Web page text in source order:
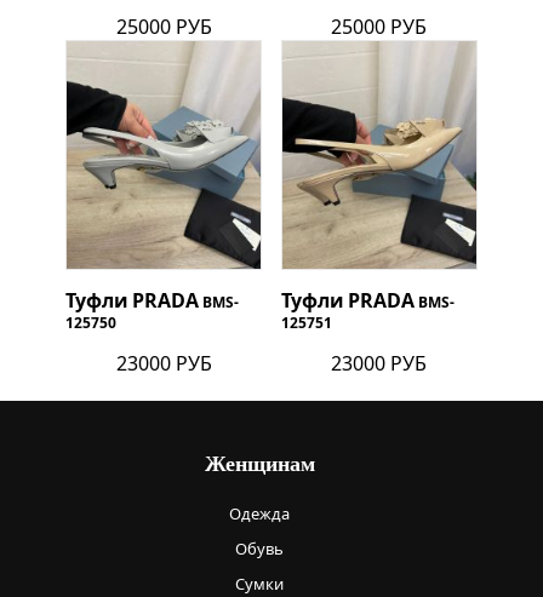
25000 РУБ 25000 РУБ
Туфли PRADA BMS-
125750
23000 РУБ
Туфли PRADA BMS-
125751
23000 РУБ
Женщинам
Одежда
Обувь
Сумки